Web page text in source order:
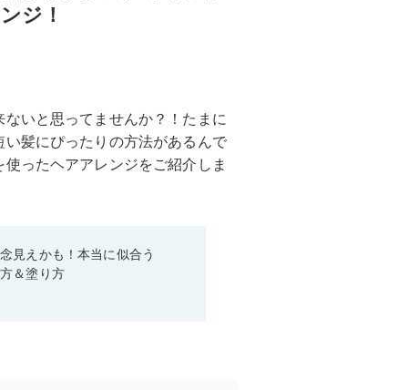
ジ！
いと思ってませんか？！たまに
髪にぴったりの方法があるんで
ったヘアアレンジをご紹介しま
見えかも！本当に似合う
＆塗り方